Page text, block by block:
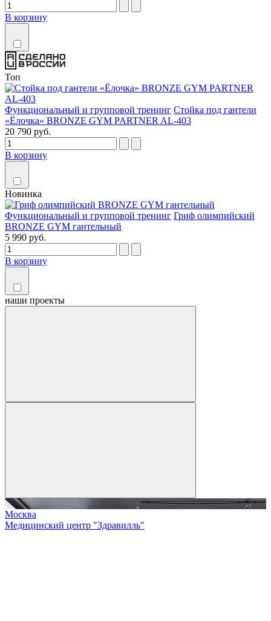
В корзину
Топ
Функциональный и групповой тренинг Стойка под гантели
«Ёлочка» BRONZE GYM PARTNER AL-403
20 790 руб.
В корзину
Новинка
Функциональный и групповой тренинг Гриф олимпийский
BRONZE GYM гантельный
5 990 руб.
В корзину
наши проекты
Москва
Медицинский центр "Здравилль"